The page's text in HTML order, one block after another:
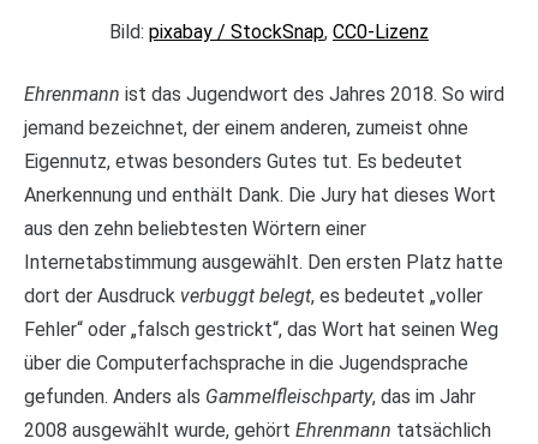
Bild: pixabay / StockSnap, CC0-Lizenz
Ehrenmann ist das Jugendwort des Jahres 2018. So wird
jemand bezeichnet, der einem anderen, zumeist ohne
Eigennutz, etwas besonders Gutes tut. Es bedeutet
Anerkennung und enthält Dank. Die Jury hat dieses Wort
aus den zehn beliebtesten Wörtern einer
Internetabstimmung ausgewählt. Den ersten Platz hatte
dort der Ausdruck verbuggt belegt, es bedeutet „voller
Fehler“ oder „falsch gestrickt“, das Wort hat seinen Weg
über die Computerfachsprache in die Jugendsprache
gefunden. Anders als Gammelfleischparty, das im Jahr
2008 ausgewählt wurde, gehört Ehrenmann tatsächlich